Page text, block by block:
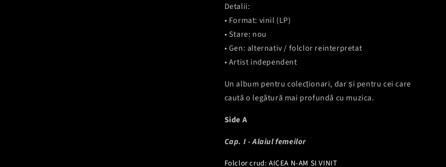
Detalii:
• Format: vinil (LP)
• Stare: nou
• Gen: alternativ / folclor reinterpretat
• Artist independent
Un album pentru colecționari, dar și pentru cei care
caută o legătură mai profundă cu muzica.
Side A
Cap. I - Alaiul femeilor
Folclor crud: AICEA N-AM SI VINIT